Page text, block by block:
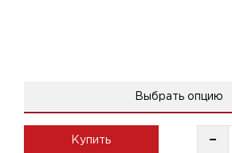
Выбрать опцию
Купить -